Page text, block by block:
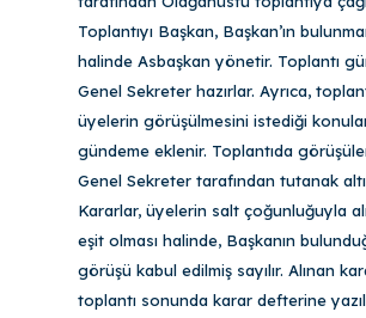
Toplantıyı Başkan, Başkan’ın
halinde Asbaşkan yönetir. Toplantı
Genel Sekreter hazırlar. Ayrıca,
üyelerin görüşülmesini istediği
gündeme eklenir. Toplantıda
Genel Sekreter tarafından tutanak
Kararlar, üyelerin salt çoğunluğuyla
eşit olması halinde, Başkanın
görüşü kabul edilmiş sayılır. Alınan
toplantı sonunda karar defterine